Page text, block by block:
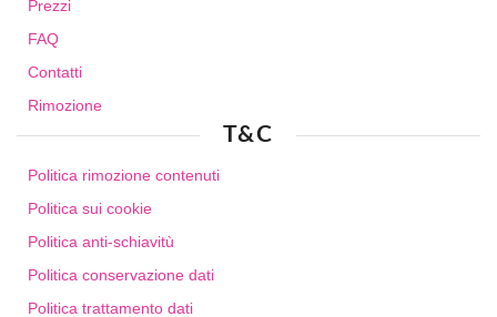
Prezzi
FAQ
Contatti
Rimozione
T&C
Politica rimozione contenuti
Politica sui cookie
Politica anti-schiavitù
Politica conservazione dati
Politica trattamento dati